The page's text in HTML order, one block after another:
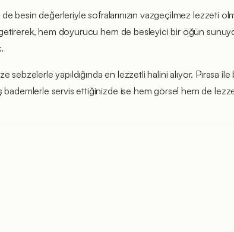
besin değerleriyle sofralarınızın vazgeçilmez lezzeti
hem doyurucu hem de besleyici bir öğün
yapıldığında en lezzetli halini alıyor. Pırasa
servis ettiğinizde ise hem görsel hem de